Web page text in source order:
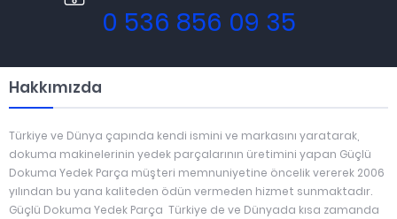
0 536 856 09 35
Hakkımızda
Türkiye ve Dünya çapında kendi ismini ve markasını yaratarak,
dokuma makinelerinin yedek parçalarının üretimini yapan Güçlü
Dokuma Yedek Parça müşteri memnuniyetine öncelik vererek 2006
yılından bu yana kaliteden ödün vermeden hizmet sunmaktadır.
Güçlü Dokuma Yedek Parça Türkiye de ve Dünyada kısa zamanda